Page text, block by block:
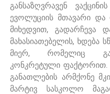
განსაზღვრავენ
ევოლუციის მთავარი და
მიხედვით, გადარჩევა
მახასიათებელის, ხდება
მიერ, რომელიც
კონკრეტული
განათლების არმქონე
მარტივ სასკოლო